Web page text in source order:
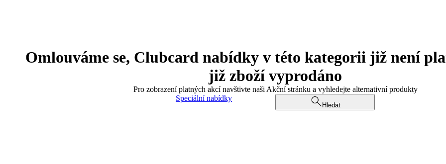
Omlouváme se, Clubcard nabídky v této kategorii již není
již zboží vyprodáno
Pro zobrazení platných akcí navštivte naši Akční stránku a vyhledejte alternativní produkty
Speciální nabídky
Hledat